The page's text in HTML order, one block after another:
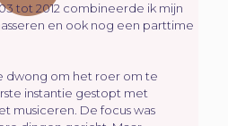
tot 2012 combineerde ik mijn
en ook nog een parttime
dwong om het roer om te
instantie gestopt met
musiceren. De focus was